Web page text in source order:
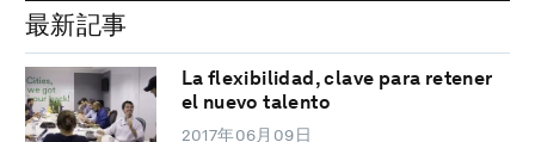
最新記事
La flexibilidad, clave para retener
el nuevo talento
2017年06月09日